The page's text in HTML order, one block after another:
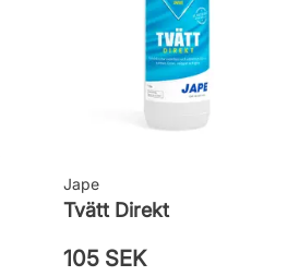
Jape
Tvätt Direkt
105 SEK